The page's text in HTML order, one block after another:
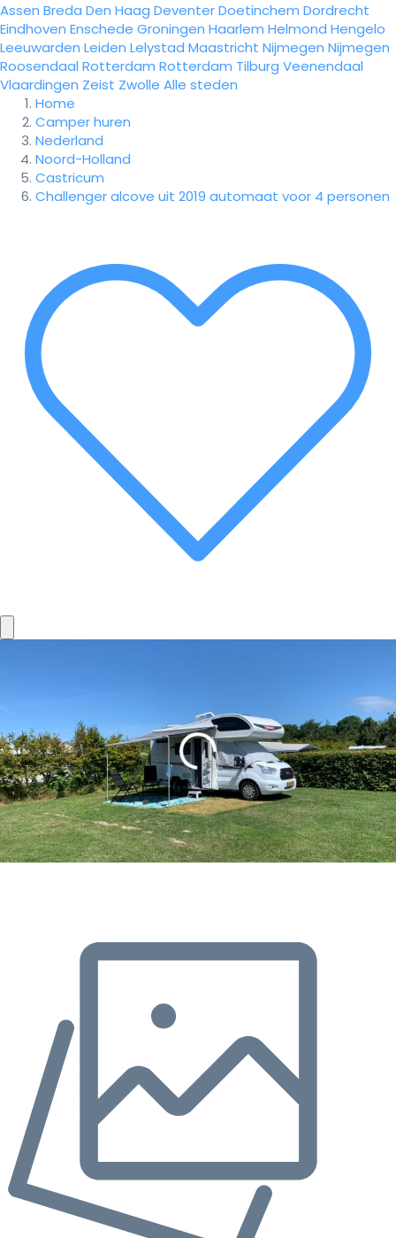
Assen Breda Den Haag DeventerDoetinchem Dordrecht
Eindhoven Enschede Groningen Haarlem Helmond Hengelo
Leeuwarden Leiden Lelystad Maastricht Nijmegen Nijmegen
Roosendaal Rotterdam Rotterdam Tilburg Veenendaal
Vlaardingen Zeist Zwolle Alle steden
Home
Camper huren
Nederland
Noord-Holland
Castricum
Challenger alcove uit 2019 automaat voor 4 personen